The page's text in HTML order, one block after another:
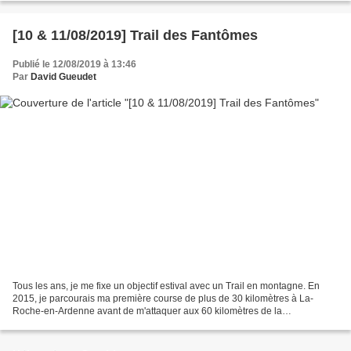
[10 & 11/08/2019] Trail des Fantômes
Publié le 12/08/2019 à 13:46
Par David Gueudet
Tous les ans, je me fixe un objectif estival avec un Trail en montagne. En
2015, je parcourais ma première course de plus de 30 kilomètres à La-
Roche-en-Ardenne avant de m'attaquer aux 60 kilomètres de la